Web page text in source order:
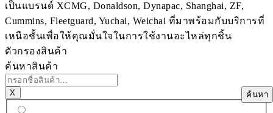
เป็นแบรนด์ XCMG, Donaldson, Dynapac, Shanghai, ZF,
Cummins, Fleetguard, Yuchai, Weichai ที่มาพร้อมกับบริการที่
เหนือชั้นเพื่อให้คุณมั่นใจในการใช้งานอะไหล่ทุกชิ้น
ตัวกรองสินค้า
ค้นหาสินค้า
ค้นหา
Χ